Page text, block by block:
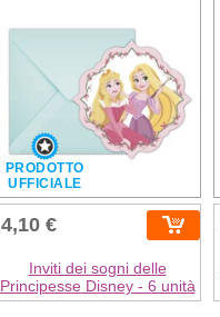
PRODOTTO
UFFICIALE
4,10 €
Inviti dei sogni delle
Principesse Disney - 6 unità